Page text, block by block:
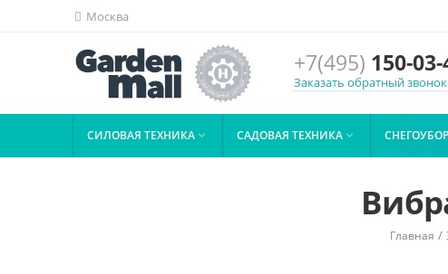
Москва
+7(495) 150-03-
Заказать обратный звонок
СИЛОВАЯ ТЕХНИКА  САДОВАЯ ТЕХНИКА 
Главная /